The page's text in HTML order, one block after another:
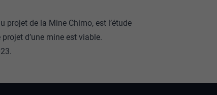
projet de la Mine Chimo, est l’étude
d’une mine est viable.